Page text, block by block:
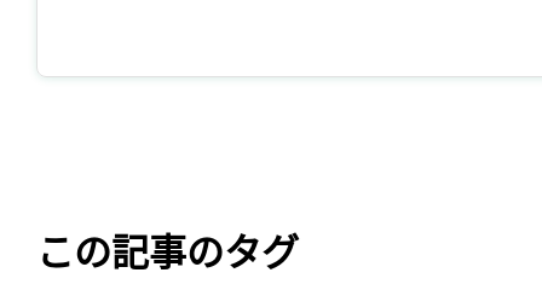
この記事のタグ